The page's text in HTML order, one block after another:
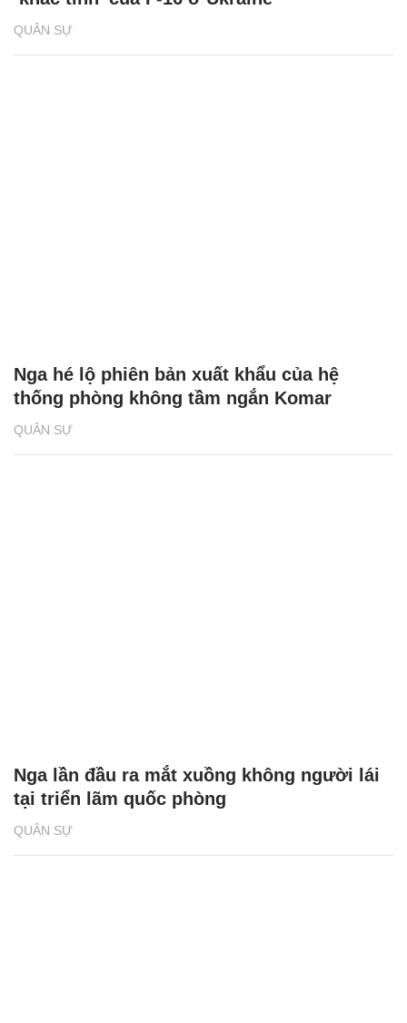
QUÂN SỰ
QUÂN SỰ
Nga hé lộ phiên bản xuất khẩu của hệ
thống phòng không tầm ngắn Komar
QUÂN SỰ
Nga lần đầu ra mắt xuồng không người lái
tại triển lãm quốc phòng